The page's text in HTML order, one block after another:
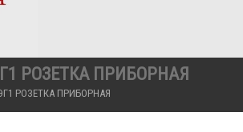
РОЗЕТКА ПРИБОРНАЯ
РОЗЕТКА ПРИБОРНАЯ